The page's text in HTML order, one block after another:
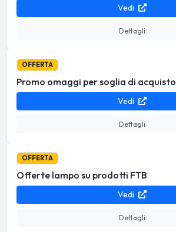
Vedi
Dettagli
OFFERTA
Promo omaggi per soglia di acquisto
Vedi
Dettagli
OFFERTA
Offerte lampo su prodotti FTB
Vedi
Dettagli